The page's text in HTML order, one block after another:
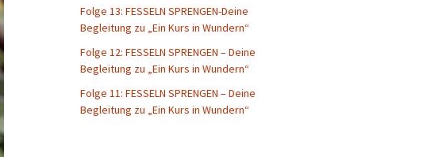
Folge 13: FESSELN SPRENGEN-Deine
Begleitung zu „Ein Kurs in Wundern“
Folge 12: FESSELN SPRENGEN – Deine
Begleitung zu „Ein Kurs in Wundern“
Folge 11: FESSELN SPRENGEN – Deine
Begleitung zu „Ein Kurs in Wundern“